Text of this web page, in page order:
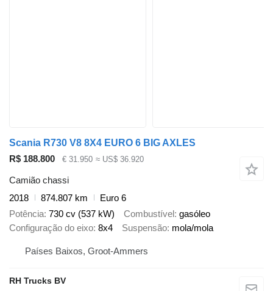
Scania R730 V8 8X4 EURO 6 BIG AXLES
R$ 188.800
€ 31.950 ≈ US$ 36.920
Camião chassi
2018
874.807 km
Euro 6
Potência 730 cv (537 kW) Combustível gasóleo
Configuração do eixo 8x4 Suspensão mola/mola
Países Baixos, Groot-Ammers
RH Trucks BV